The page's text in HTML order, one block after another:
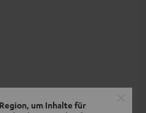
um Inhalte für